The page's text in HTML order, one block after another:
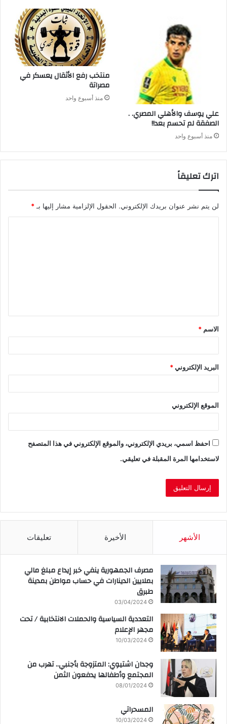
علي‭ ‬يوسف‭ ‬والأهلي‭ ‬المصري‭ . .
‬الصفقة‭ ‬لم‭ ‬تحسم‭ ‬بعد‭ !!‬
منذ أسبوع واحد
‬مصراتة‭ ‬
منذ أسبوع واحد
اترك تعليقاً
لن يتم نشر عنوان بريدك الإلكتروني. الحقول الإلزامية مشار إليها بـ *
ق
*
الاسم *
البريد الإلكتروني*
الموقع الإلكتروني
احفظ اسمي، بريدي الإلكتروني، والموقع الإلكتروني في هذا المتصفح
لاستخدامها المرة المقبلة في تعليقي.
الأشهر الأخيرة تعليقات
مصرف الجمهورية ينفي خبر إيداع مبلغ مالي
بملايين الدينارات في حساب مواطن بمدينة
طبرق
03/04/2024
التعددية السياسية والحملات الانتخابية / تحت
مجهر الإعلام
10/03/2024
وجدان اشتيوي: المتزوجة بأجنبي.. تهرب من
المجتمع وأطفالها يدفعون الثمن
08/01/2024
المسحراتي
10/03/2024